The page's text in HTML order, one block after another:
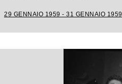
29 GENNAIO 1959 - 31 GENNAIO 1959